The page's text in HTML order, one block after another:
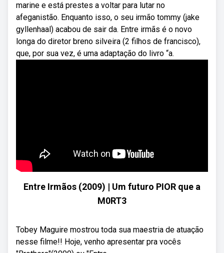
marine e está prestes a voltar para lutar no
afeganistão. Enquanto isso, o seu irmão tommy (jake
gyllenhaal) acabou de sair da. Entre irmãs é o novo
longa do diretor breno silveira (2 filhos de francisco),
que, por sua vez, é uma adaptação do livro “a.
Entre Irmãos (2009) | Um futuro PIOR que a
M0RT3
Tobey Maguire mostrou toda sua maestria de atuação
nesse filme!! Hoje, venho apresentar pra vocês